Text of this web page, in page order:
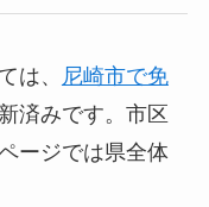
は、
尼崎市で免
済みです。市区
ージでは県全体